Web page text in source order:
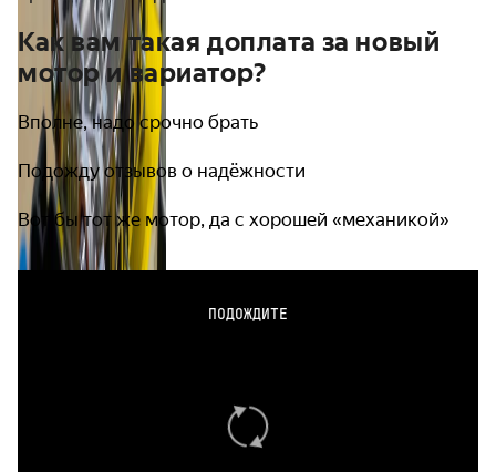
Как вам такая доплата за новый
мотор и вариатор?
Вполне, надо срочно брать
Подожду отзывов о надёжности
Вот бы тот же мотор, да с хорошей «механикой»
ПОДОЖДИТЕ